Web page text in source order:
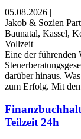
05.08.2026 |
Jakob & Sozien
Baunatal, Kassel,
Vollzeit
Eine der führenden
darüber hinaus.
zum Erfolg. Mit
Teilzeit 24h